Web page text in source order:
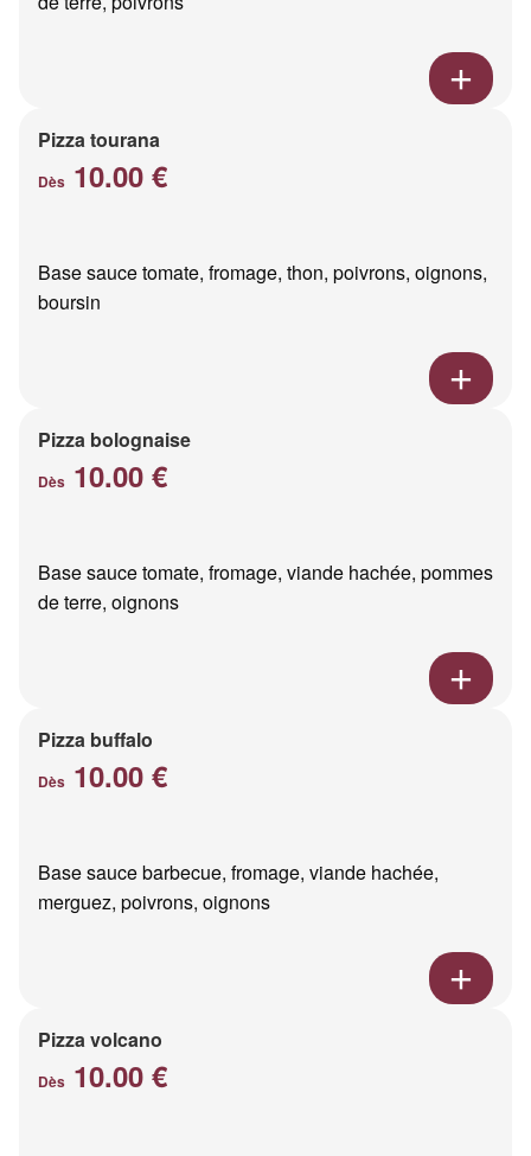
Pizza tourana
Dès 10.00 €
Base sauce tomate, fromage, thon, poivrons, oignons,
boursin
Pizza bolognaise
Dès 10.00 €
Base sauce tomate, fromage, viande hachée, pommes
de terre, oignons
Pizza buffalo
Dès 10.00 €
Base sauce barbecue, fromage, viande hachée,
merguez, poivrons, oignons
Pizza volcano
Dès 10.00 €